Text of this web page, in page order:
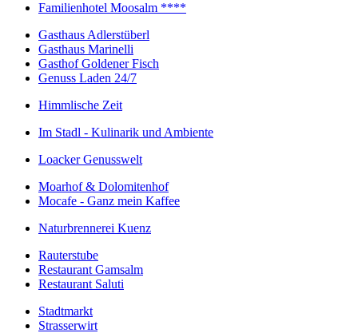
Familienhotel Moosalm ****
Gasthaus Adlerstüberl
Gasthaus Marinelli
Gasthof Goldener Fisch
Genuss Laden 24/7
Himmlische Zeit
Im Stadl - Kulinarik und Ambiente
Loacker Genusswelt
Moarhof & Dolomitenhof
Mocafe - Ganz mein Kaffee
Naturbrennerei Kuenz
Rauterstube
Restaurant Gamsalm
Restaurant Saluti
Stadtmarkt
Strasserwirt